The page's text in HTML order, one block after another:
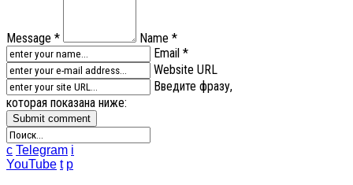
Message *
Name *
Email *
Website URL
Введите фразу,
которая показана ниже:
c Telegram i
YouTube t p